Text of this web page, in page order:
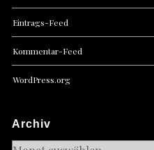
Eintrags-Feed
Kommentar-Feed
WordPress.org
Archiv